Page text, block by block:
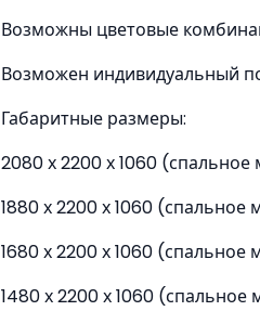
Возможны цветовые
Возможен индивидуальный
Габаритные размеры:
2080 х 2200 х 1060
1880 х 2200 х 1060 (спальное
1680 х 2200 х 1060 (спальное
1480 х 2200 х 1060 (спальное